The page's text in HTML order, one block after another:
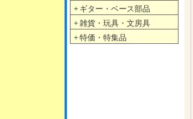
＋ ギター・ベース部品
＋ 雑貨・玩具・文房具
＋ 特価・特集品